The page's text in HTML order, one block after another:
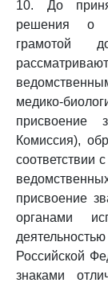
10. До
решения о
грамотой
медико-
присвоение
Комиссия),
соответствии с
присвоение
органами
Российской
знаками